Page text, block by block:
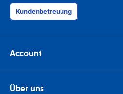
Kundenbetreuung
Account
Über uns